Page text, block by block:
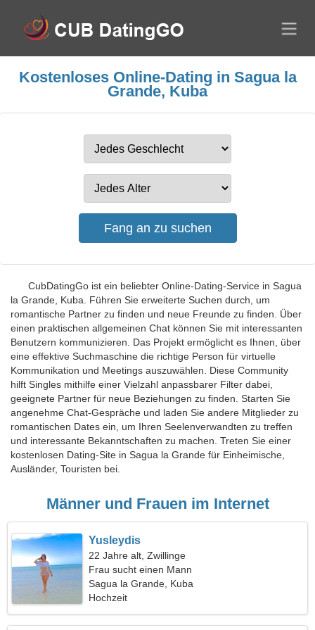
Kostenloses Online-Dating in Sagua la
Grande, Kuba
CubDatingGo ist ein beliebter Online-Dating-Service in Sagua
la Grande, Kuba. Führen Sie erweiterte Suchen durch, um
romantische Partner zu finden und neue Freunde zu finden. Über
einen praktischen allgemeinen Chat können Sie mit interessanten
Benutzern kommunizieren. Das Projekt ermöglicht es Ihnen, über
eine effektive Suchmaschine die richtige Person für virtuelle
Kommunikation und Meetings auszuwählen. Diese Community
hilft Singles mithilfe einer Vielzahl anpassbarer Filter dabei,
geeignete Partner für neue Beziehungen zu finden. Starten Sie
angenehme Chat-Gespräche und laden Sie andere Mitglieder zu
romantischen Dates ein, um Ihren Seelenverwandten zu treffen
und interessante Bekanntschaften zu machen. Treten Sie einer
kostenlosen Dating-Site in Sagua la Grande für Einheimische,
Ausländer, Touristen bei.
Männer und Frauen im Internet
Yusleydis
22 Jahre alt, Zwillinge
Frau sucht einen Mann
Sagua la Grande, Kuba
Hochzeit